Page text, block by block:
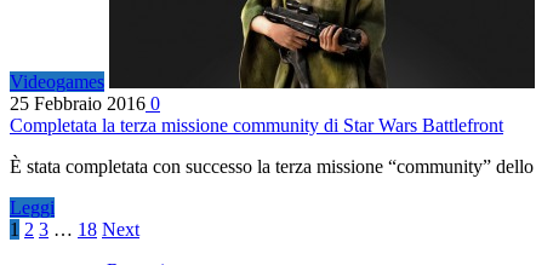
Videogames
25 Febbraio 2016 0
Completata la terza missione community di Star Wars Battlefront
È stata completata con successo la terza missione “community”
Leggi
1 2 3 … 18 Next